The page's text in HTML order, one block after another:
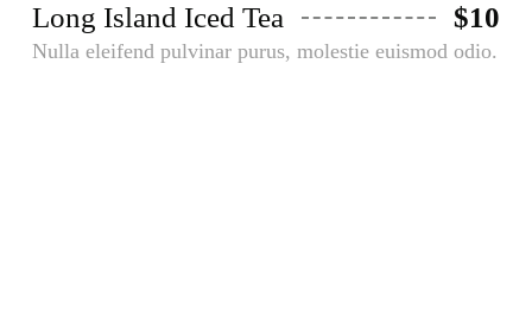
Long Island Iced Tea $10
Nulla eleifend pulvinar purus, molestie euismod odio.